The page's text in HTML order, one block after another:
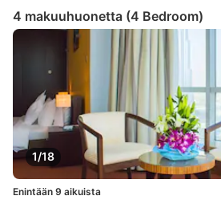
4 makuuhuonetta (4 Bedroom)
1/18
Enintään 9 aikuista